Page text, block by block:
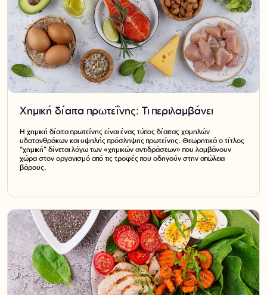
Χημική δίαιτα πρωτεΐνης: Τι περιλαμβάνει
Η χημική δίαιτα πρωτεΐνης είναι ένας τύπος δίαιτας χαμηλών
υδατανθράκων και υψηλής πρόσληψης πρωτεΐνης. Θεωρητικά ο τίτλος
“χημική” δίνεται λόγω των «χημικών αντιδράσεων» που λαμβάνουν
χώρα στον οργανισμό από τις τροφές που οδηγούν στην απώλεια
βάρους.